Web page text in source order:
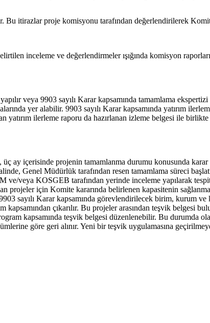
itirazlar proje komisyonu tarafından değerlendirilerek
inceleme ve değerlendirmeler ışığında komisyon
veya 9903 sayılı Karar kapsamında tamamlama
yer alabilir. 9903 sayılı Karar kapsamında yatırım
ilerleme raporu da hazırlanan izleme belgesi ile
ay içerisinde projenin tamamlanma durumu konusunda karar
Genel Müdürlük tarafından resen tamamlama süreci
ve/veya KOSGEB tarafından yerinde inceleme yapılarak
projeler için Komite kararında belirlenen kapasitenin
sayılı Karar kapsamında görevlendirilecek birim, kurum
kapsamından çıkarılır. Bu projeler arasından teşvik belgesi
kapsamında teşvik belgesi düzenlenebilir. Bu durumda
göre geri alınır. Yeni bir teşvik uygulamasına